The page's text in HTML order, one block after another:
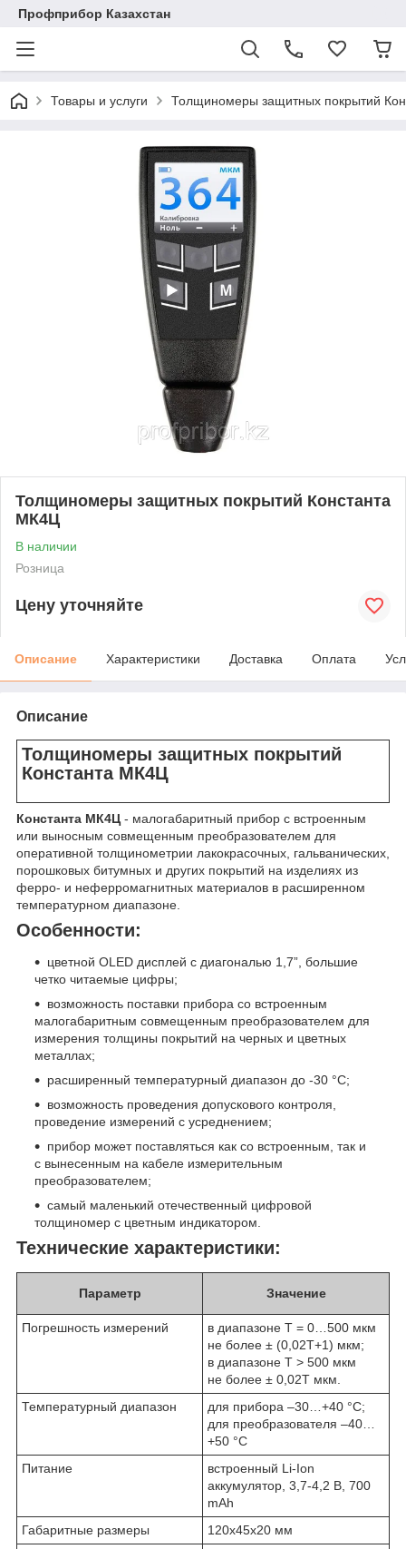
Профприбор Казахстан
Товары и услуги Толщиномеры защитных покрытий
Толщиномеры защитных покрытий Константа
МК4Ц
В наличии
Розница
Цену уточняйте
Описание Характеристики Доставка Оплата
Описание
Толщиномеры защитных покрытий
Константа МК4Ц
Константа МК4Ц - малогабаритный прибор с встроенным
или выносным совмещенным преобразователем для
оперативной толщинометрии лакокрасочных, гальванических,
порошковых битумных и других покрытий на изделиях из
ферро- и неферромагнитных материалов в расширенном
температурном диапазоне.
Особенности:
цветной OLED дисплей с диагональю 1,7”, большие
четко читаемые цифры;
возможность поставки прибора со встроенным
малогабаритным совмещенным преобразователем для
измерения толщины покрытий на черных и цветных
металлах;
расширенный температурный диапазон до -30 °С;
возможность проведения допускового контроля,
проведение измерений с усреднением;
прибор может поставляться как со встроенным, так и
с вынесенным на кабеле измерительным
преобразователем;
самый маленький отечественный цифровой
толщиномер с цветным индикатором.
Технические характеристики:
Параметр Значение
Погрешность измерений
в диапазоне Т = 0…500 мкм
не более ± (0,02Т+1) мкм;
в диапазоне Т > 500 мкм
не более ± 0,02Т мкм.
Температурный диапазон
для прибора –30…+40 °С;
для преобразователя –40…
+50 °С
Питание
встроенный Li-Ion
аккумулятор, 3,7-4,2 В, 700
mAh
Габаритные размеры
120x45x20 мм